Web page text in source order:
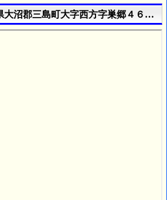
大沼郡三島町大字西方字巣郷４６８